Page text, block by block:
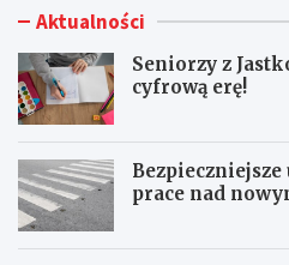
Aktualności
Seniorzy z
cyfrową erę!
prace nad